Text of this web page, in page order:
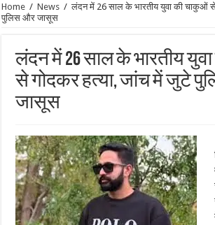
Home / News / लंदन में 26 साल के भारतीय युवा की चाकुओं
पुलिस और जासूस
लंदन में 26 साल के भारतीय
से गोदकर हत्या, जांच में जुटे
जासूस